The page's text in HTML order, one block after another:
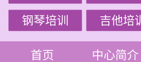
钢琴培训 吉他培训
首页 中心简介